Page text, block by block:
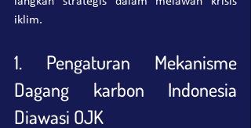
iklim.
1. Pengaturan Mekanisme
Dagang karbon Indonesia
Diawasi OJK